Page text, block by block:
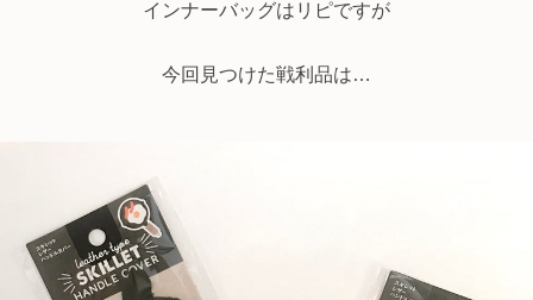
インナーバッグはリピですが
今回見つけた戦利品は…